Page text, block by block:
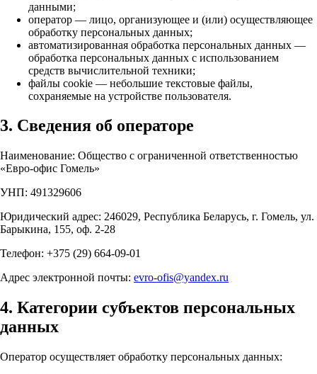
данными;
оператор — лицо, организующее и (или) осуществляющее
обработку персональных данных;
автоматизированная обработка персональных данных —
обработка персональных данных с использованием
средств вычислительной техники;
файлы cookie — небольшие текстовые файлы,
сохраняемые на устройстве пользователя.
3. Сведения об операторе
Наименование: Общество с ограниченной ответственностью
«Евро-офис Гомель»
УНП: 491329606
Юридический адрес: 246029, Республика Беларусь, г. Гомель, ул.
Барыкина, 155, оф. 2-28
Телефон: +375 (29) 664-09-01
Адрес электронной почты: evro-ofis@yandex.ru
4. Категории субъектов персональных
данных
Оператор осуществляет обработку персональных данных: